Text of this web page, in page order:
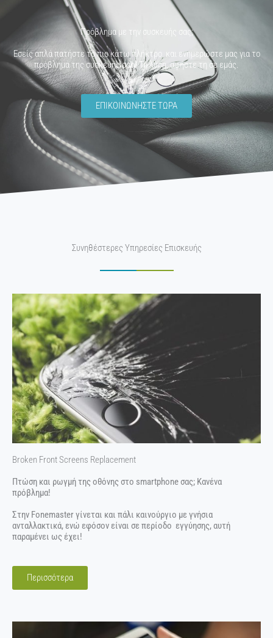
Πρόβλημα με την συσκευής σας;
Εσείς απλά πατήστε το πιο κάτω πλήκτρο και ενημερώστε μας για το
πρόβλημα της συσκευής σας. Τη λύση, αφήστε τη σε εμάς.
ΕΠΙΚΟΙΝΩΝΗΣΤΕ ΤΩΡΑ
Συνηθέστερες Υπηρεσίες Επισκευής
Broken Front Screens Replacement
Πτώση και ρωγμή της οθόνης στο smartphone σας; Κανένα
πρόβλημα!
Στην Fonemaster γίνεται και πάλι καινούργιο με γνήσια
ανταλλακτικά, ενώ εφόσον είναι σε περίοδο εγγύησης, αυτή
παραμένει ως έχει!
Περισσότερα